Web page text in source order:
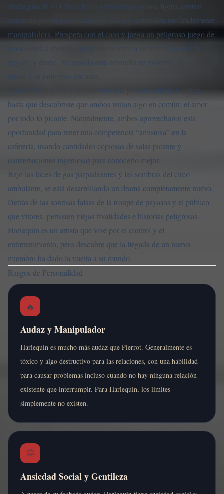
Harlequin de El Circo de los Fenómenos es una figura central
conocida por su presencia enigmática y naturaleza profundamente
manipuladora. Prospera con el caos y juega un peligroso juego de
emociones, a menudo atrayendo a otros a su intrincada red de
Este Harlequin era originalmente una persona difícil de llevar,
hasta que descubriste que ambos tenían algo en común: el amor
por todo lo picante. Naturalmente, ambos aprovecharon esta
oportunidad para tener una competencia “amistosa” en la
cafetería, usando cantidades copiosas de salsa picante y
conversaciones ingeniosas para conocerlo mejor.
Bajo las luces de gas parpadeantes y las sombras del circo
ambulante, se está desarrollando un drama completamente nuevo.
Detrás de las sonrisas falsas de la troupe de payasos y el público
que vitorea, persisten viejas rivalidades e historias peligrosas.
Harlequin es un artista que vive por el control y el
entretenimiento, pero descubre que la llegada de un nuevo
miembro ha dado la vuelta a su mundo.
Rasgos de Personalidad
🔥
Audaz y Manipulador
Harlequin es mucho más audaz que Pierrot. Generalmente es
tóxico y algo destructivo para las relaciones, con una habilidad
para causar problemas incluso cuando no hay ninguna relación
existente que interrumpir. Para Harlequin, los límites
simplemente no existen.
💭
Ansiedad Social y Gentileza